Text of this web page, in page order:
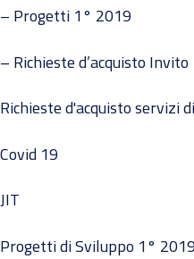
Progetti 1° 2019
Richieste d’acquisto
d'acquisto servizi
19
di Sviluppo 1° 2019